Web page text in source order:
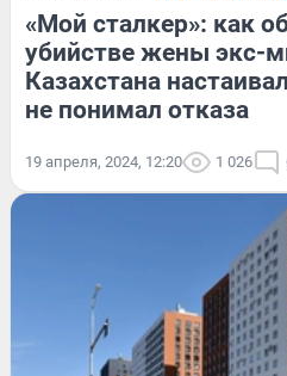
«Мой сталкер»: как
убийстве жены экс-
Казахстана
не понимал отказа
19 апреля, 2024, 12:20 1 026